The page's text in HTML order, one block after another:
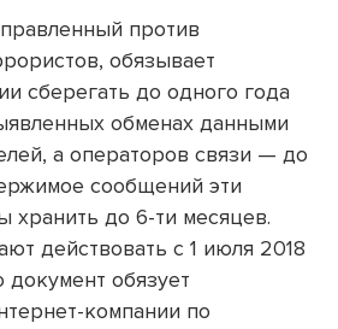
против
обязывает
сберегать до одного года
обменах данными
а операторов связи — до
сообщений эти
хранить до 6-ти месяцев.
действовать с 1 июля 2018
документ обязует
компании по